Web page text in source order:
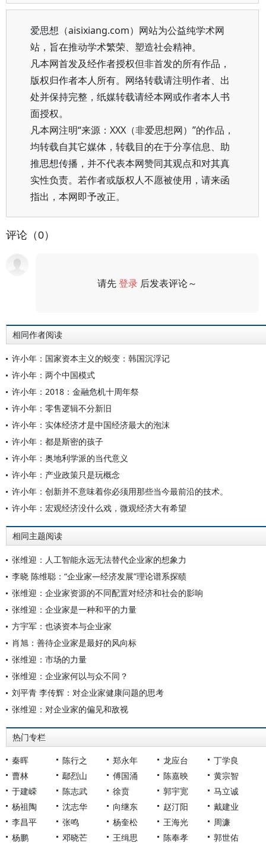
爱思想（aisixiang.com）网站为公益纯学术网
站，旨在推动学术繁荣、塑造社会精神。
凡本网首发及经作者授权但非首发的所有作品，
版权归作者本人所有。网络转载请注明作者、出
处并保持完整，纸媒转载请经本网或作者本人书
面授权。
凡本网注明“来源：XXX（非爱思想网）”的作品，
均转载自其它媒体，转载目的在于分享信息、助
推思想传播，并不代表本网赞同其观点和对其真
实性负责。若作者或版权人不愿被使用，请来函
指出，本网即予改正。
评论（0）
请先登录 后发表评论～
相同作者阅读
许小年：国家资本主义的蜕变：韩国沉浮记
许小年：两个中国模式
许小年：2018：金融危机十周年祭
许小年：零售逻辑不分新旧
许小年：实体经济才是中国经济最大的泡沫
许小年：都是斯密的孩子
许小年：奥地利学派的当代意义
许小年：产业政策只是玩概念
许小年：创新并不意味着你必须用那些当今最前沿的技术。
许小年：宏观经济没什么戏，微观经济大有希望
相同主题阅读
张维迎：人工智能永远无法替代企业家的想象力
李晓 陈维聪：“企业家—经济发展”理论谱系探赜
张维迎：企业家资源的不同配置对经济和社会的影响
张维迎：企业家是一种和平的力量
方宇军：也谈资本与企业家
肖旭：善待企业家是最好的风向标
张维迎：市场的力量
张维迎：企业家何以与众不同？
刘平青 李传辉：对企业家健康问题的思考
张维迎：对企业家的偏见和敌视
热门专栏
秦晖 陈行之 郑永年 龙应台
丁学良
曹林
鄢烈山 傅国涌 陈嘉映
黄宗智
于建嵘
陈志武 徐贲 郭宇宽
马立诚
杨祖陶
沈志华 向继东 赵汀阳
戴建业
李昌平
张鸣 杨奎松 王海光
周濂
杨鹏
邓晓芒 王缉思 陈奉孝 郭世佑